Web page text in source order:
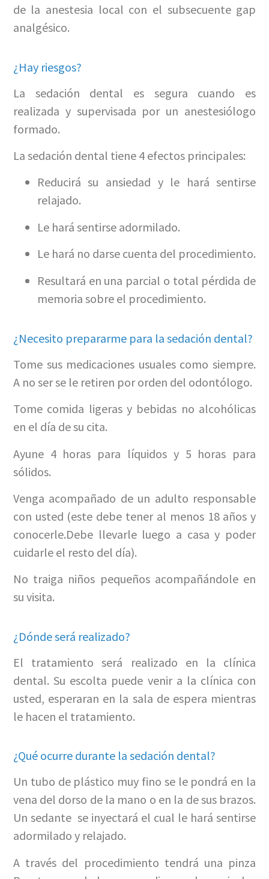
de la anestesia local con el subsecuente gap
analgésico.
¿Hay riesgos?
La sedación dental es segura cuando es
realizada y supervisada por un anestesiólogo
formado.
La sedación dental tiene 4 efectos principales:
Reducirá su ansiedad y le hará sentirse
relajado.
Le hará sentirse adormilado.
Le hará no darse cuenta del procedimiento.
Resultará en una parcial o total pérdida de
memoria sobre el procedimiento.
¿Necesito prepararme para la sedación dental?
Tome sus medicaciones usuales como siempre.
A no ser se le retiren por orden del odontólogo.
Tome comida ligeras y bebidas no alcohólicas
en el día de su cita.
Ayune 4 horas para líquidos y 5 horas para
sólidos.
Venga acompañado de un adulto responsable
con usted (este debe tener al menos 18 años y
conocerle.Debe llevarle luego a casa y poder
cuidarle el resto del día).
No traiga niños pequeños acompañándole en
su visita.
¿Dónde será realizado?
El tratamiento será realizado en la clínica
dental. Su escolta puede venir a la clínica con
usted, esperaran en la sala de espera mientras
le hacen el tratamiento.
¿Qué ocurre durante la sedación dental?
Un tubo de plástico muy fino se le pondrá en la
vena del dorso de la mano o en la de sus brazos.
Un sedante se inyectará el cual le hará sentirse
adormilado y relajado.
A través del procedimiento tendrá una pinza